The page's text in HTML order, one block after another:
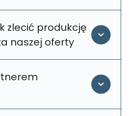
zlecić produkcję
naszej oferty